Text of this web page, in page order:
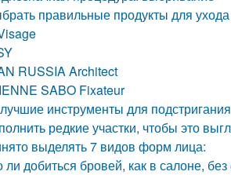
правильные продукты для
RUSSIA Architect
SABO Fixateur
инструменты для
редкие участки, чтобы это
выделять 7 видов форм лица:
добиться бровей, как в салоне,